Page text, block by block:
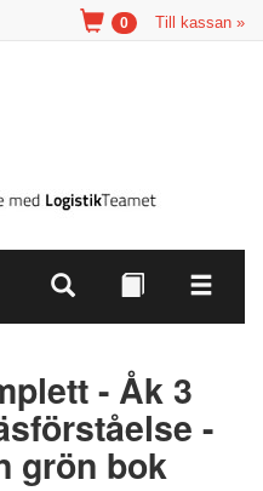
Till kassan »
0
- Åk 3
-
grön bok